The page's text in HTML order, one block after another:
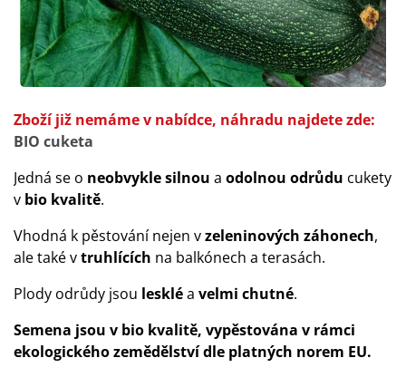
Zboží již nemáme v nabídce, náhradu najdete zde:
BIO cuketa
Jedná se o neobvykle silnou a odolnou odrůdu cukety
v bio kvalitě.
Vhodná k pěstování nejen vzeleninových záhonech,
ale také vtruhlících na balkónech a terasách.
Plody odrůdy jsou leskléa velmi chutné.
Semena jsou v bio kvalitě, vypěstována v rámci
ekologického zemědělství dle platných norem EU.